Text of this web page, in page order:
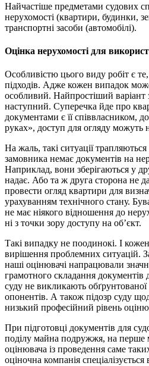
Найчастіше предметами судових
нерухомості (квартири, будинки,
транспортні засоби (автомобілі).
Оцінка нерухомості для
Особливістю цього виду робіт є
підходів. Адже кожен випадок
особливий. Найпростіший варіант
наступний. Суперечка йде про
документами є її співвласником,
руках», доступ для огляду можуть
На жаль, такі ситуації
замовника немає документів на
Наприклад, вони зберігаються у
надає. Або та ж друга сторона не
провести огляд квартири для
урахуванням технічного стану.
не має ніякого відношення до
ні з точки зору доступу на об’єкт.
Такі випадку не поодинокі. І
вирішення проблемних ситуацій.
наші оцінювачі напрацювали
грамотного складання документів
суду не викликають
опонентів. А також підозр суду
низький професійний рівень
При підготовці документів для
поділу майна подружжя, на перше
оцінювача із проведення саме
оціночна компанія